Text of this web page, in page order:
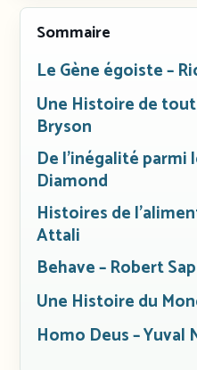
Sommaire
Le Gène égoiste –
Une Histoire de
Bryson
De l’inégalité parmi
Diamond
Histoires de
Attali
Behave – Robert
Une Histoire du
Homo Deus – Yuval